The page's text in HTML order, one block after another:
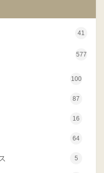
41
577
100
87
16
64
5